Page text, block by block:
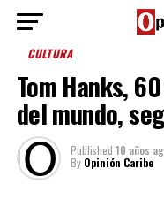
CULTURA
Tom Hanks,
del mundo,
Published 10 años
By Opinión Caribe